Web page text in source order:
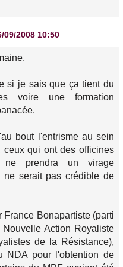
09/2008 10:50
si je sais que ça tient du
voire une formation
bout l'entrisme au sein
qui ont des officines
ne prendra un virage
ne serait pas crédible de
Bonapartiste (parti
Action Royaliste
de la Résistance),
NDA pour l'obtention de